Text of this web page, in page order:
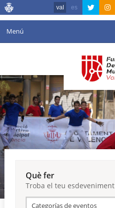
val es
Menú
Agenda
Instal·lacions
Comunicació
València en esport
Reserves
Què fer
Troba el teu esdeveniment